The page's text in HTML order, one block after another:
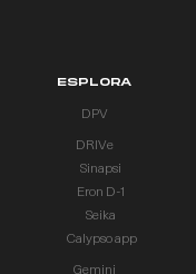
ESPLORA
DPV
DRIVe
Sinapsi
Eron D-1
Seika
Calypso app
Gemini